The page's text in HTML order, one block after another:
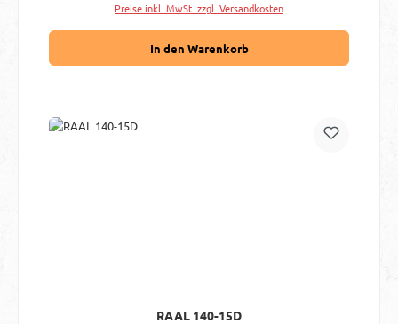
Preise inkl. MwSt. zzgl. Versandkosten
In den Warenkorb
RAAL 140-15D